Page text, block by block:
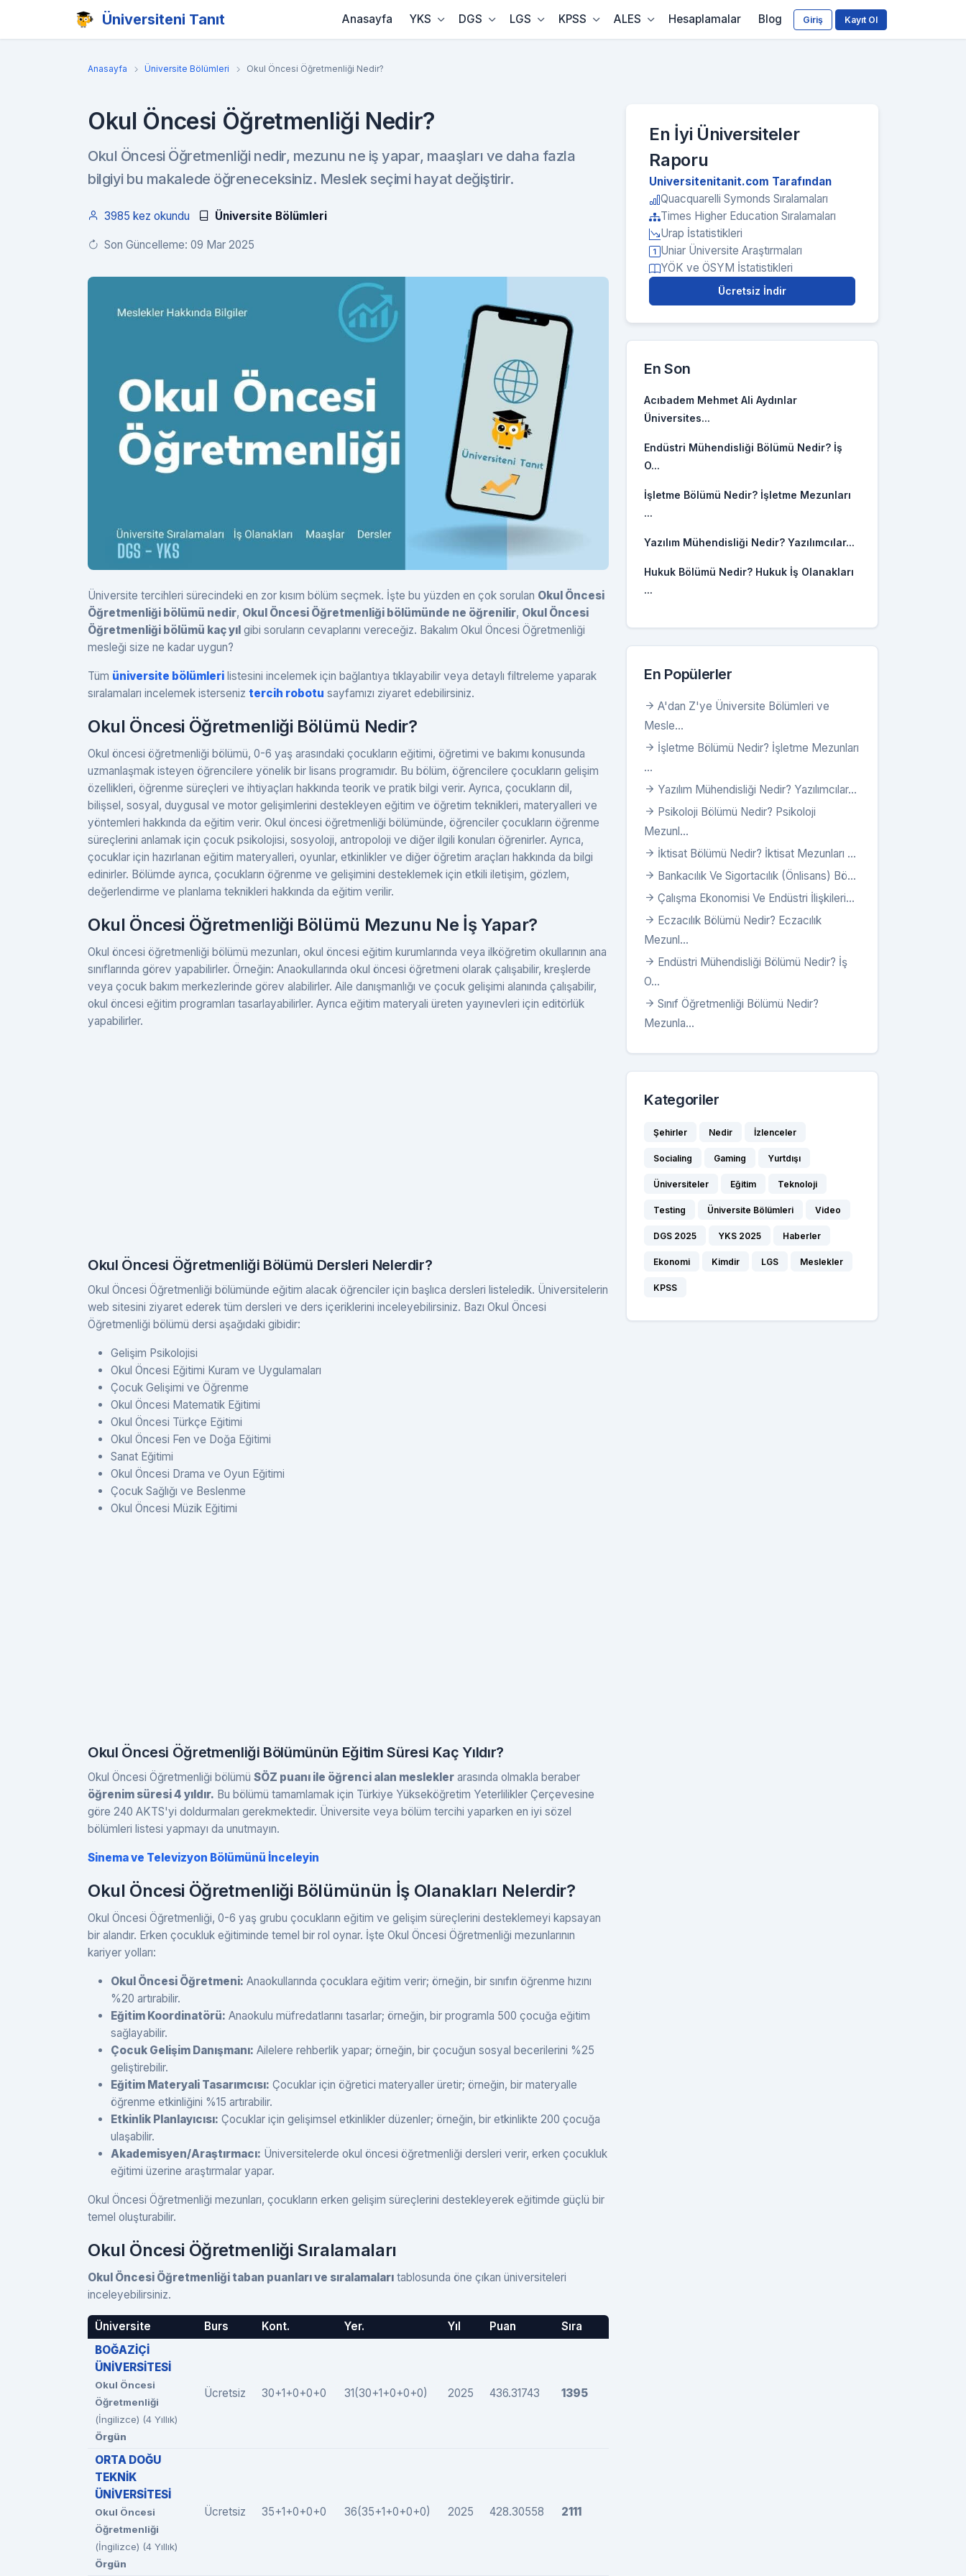
Üniversiteni Tanıt Giriş Kayıt Ol
Anasayfa YKS DGS LGS KPSS ALES Hesaplamalar Blog
Anasayfa Üniversite Bölümleri Okul Öncesi Öğretmenliği Nedir?
Okul Öncesi Öğretmenliği Nedir?
Okul Öncesi Öğretmenliği nedir, mezunu ne iş yapar, maaşları ve daha fazla
bilgiyi bu makalede öğreneceksiniz. Meslek seçimi hayat değiştirir.
3985 kez okundu Üniversite Bölümleri
Son Güncelleme: 09 Mar 2025
Üniversite tercihleri sürecindeki en zor kısım bölüm seçmek. İşte bu yüzden en çok sorulan Okul Öncesi
Öğretmenliği bölümü nedir, Okul Öncesi Öğretmenliği bölümünde ne öğrenilir, Okul Öncesi
Öğretmenliği bölümü kaç yıl gibi soruların cevaplarını vereceğiz. Bakalım Okul Öncesi Öğretmenliği
mesleği size ne kadar uygun?
Tüm üniversite bölümleri listesini incelemek için bağlantıya tıklayabilir veya detaylı filtreleme yaparak
sıralamaları incelemek isterseniz tercih robotu sayfamızı ziyaret edebilirsiniz.
Okul Öncesi Öğretmenliği Bölümü Nedir?
Okul öncesi öğretmenliği bölümü, 0-6 yaş arasındaki çocukların eğitimi, öğretimi ve bakımı konusunda
uzmanlaşmak isteyen öğrencilere yönelik bir lisans programıdır. Bu bölüm, öğrencilere çocukların gelişim
özellikleri, öğrenme süreçleri ve ihtiyaçları hakkında teorik ve pratik bilgi verir. Ayrıca, çocukların dil,
bilişsel, sosyal, duygusal ve motor gelişimlerini destekleyen eğitim ve öğretim teknikleri, materyalleri ve
yöntemleri hakkında da eğitim verir. Okul öncesi öğretmenliği bölümünde, öğrenciler çocukların öğrenme
süreçlerini anlamak için çocuk psikolojisi, sosyoloji, antropoloji ve diğer ilgili konuları öğrenirler. Ayrıca,
çocuklar için hazırlanan eğitim materyalleri, oyunlar, etkinlikler ve diğer öğretim araçları hakkında da bilgi
edinirler. Bölümde ayrıca, çocukların öğrenme ve gelişimini desteklemek için etkili iletişim, gözlem,
değerlendirme ve planlama teknikleri hakkında da eğitim verilir.
Okul Öncesi Öğretmenliği Bölümü Mezunu Ne İş Yapar?
Okul öncesi öğretmenliği bölümü mezunları, okul öncesi eğitim kurumlarında veya ilköğretim okullarının ana
sınıflarında görev yapabilirler. Örneğin: Anaokullarında okul öncesi öğretmeni olarak çalışabilir, kreşlerde
veya çocuk bakım merkezlerinde görev alabilirler. Aile danışmanlığı ve çocuk gelişimi alanında çalışabilir,
okul öncesi eğitim programları tasarlayabilirler. Ayrıca eğitim materyali üreten yayınevleri için editörlük
yapabilirler.
Okul Öncesi Öğretmenliği Bölümü Dersleri Nelerdir?
Okul Öncesi Öğretmenliği bölümünde eğitim alacak öğrenciler için başlıca dersleri listeledik. Üniversitelerin
web sitesini ziyaret ederek tüm dersleri ve ders içeriklerini inceleyebilirsiniz. Bazı Okul Öncesi
Öğretmenliği bölümü dersi aşağıdaki gibidir:
Gelişim Psikolojisi
Okul Öncesi Eğitimi Kuram ve Uygulamaları
Çocuk Gelişimi ve Öğrenme
Okul Öncesi Matematik Eğitimi
Okul Öncesi Türkçe Eğitimi
Okul Öncesi Fen ve Doğa Eğitimi
Sanat Eğitimi
Okul Öncesi Drama ve Oyun Eğitimi
Çocuk Sağlığı ve Beslenme
Okul Öncesi Müzik Eğitimi
Okul Öncesi Öğretmenliği Bölümünün Eğitim Süresi Kaç Yıldır?
Okul Öncesi Öğretmenliği bölümü SÖZ puanı ile öğrenci alan meslekler arasında olmakla beraber
öğrenim süresi 4 yıldır. Bu bölümü tamamlamak için Türkiye Yükseköğretim Yeterlilikler Çerçevesine
göre 240 AKTS'yi doldurmaları gerekmektedir. Üniversite veya bölüm tercihi yaparken en iyi sözel
bölümleri listesi yapmayı da unutmayın.
Sinema ve Televizyon Bölümünü İnceleyin
Okul Öncesi Öğretmenliği Bölümünün İş Olanakları Nelerdir?
Okul Öncesi Öğretmenliği, 0-6 yaş grubu çocukların eğitim ve gelişim süreçlerini desteklemeyi kapsayan
bir alandır. Erken çocukluk eğitiminde temel bir rol oynar. İşte Okul Öncesi Öğretmenliği mezunlarının
kariyer yolları:
Okul Öncesi Öğretmeni: Anaokullarında çocuklara eğitim verir; örneğin, bir sınıfın öğrenme hızını
%20 artırabilir.
Eğitim Koordinatörü: Anaokulu müfredatlarını tasarlar; örneğin, bir programla 500 çocuğa eğitim
sağlayabilir.
Çocuk Gelişim Danışmanı: Ailelere rehberlik yapar; örneğin, bir çocuğun sosyal becerilerini %25
geliştirebilir.
Eğitim Materyali Tasarımcısı: Çocuklar için öğretici materyaller üretir; örneğin, bir materyalle
öğrenme etkinliğini %15 artırabilir.
Etkinlik Planlayıcısı: Çocuklar için gelişimsel etkinlikler düzenler; örneğin, bir etkinlikte 200 çocuğa
ulaşabilir.
Akademisyen/Araştırmacı: Üniversitelerde okul öncesi öğretmenliği dersleri verir, erken çocukluk
eğitimi üzerine araştırmalar yapar.
Okul Öncesi Öğretmenliği mezunları, çocukların erken gelişim süreçlerini destekleyerek eğitimde güçlü bir
temel oluşturabilir.
Okul Öncesi Öğretmenliği Sıralamaları
Okul Öncesi Öğretmenliği taban puanları ve sıralamaları tablosunda öne çıkan üniversiteleri
inceleyebilirsiniz.
Üniversite Burs Kont. Yer. Yıl Puan
Sıra
BOĞAZİÇİ
ÜNİVERSİTESİ
Okul Öncesi
Öğretmenliği
(İngilizce) (4 Yıllık)
Örgün
Ücretsiz 30+1+0+0+0 31(30+1+0+0+0) 2025 436.31743 1395
ORTA DOĞU
TEKNİK
ÜNİVERSİTESİ
Okul Öncesi
Öğretmenliği
(İngilizce) (4 Yıllık)
Örgün
Ücretsiz 35+1+0+0+0 36(35+1+0+0+0) 2025 428.30558 2111
En İyi Üniversiteler
Raporu
Universitenitanit.com Tarafından
Quacquarelli Symonds Sıralamaları
Times Higher Education Sıralamaları
Urap İstatistikleri
Uniar Üniversite Araştırmaları
YÖK ve ÖSYM İstatistikleri
Ücretsiz İndir
En Son
Acıbadem Mehmet Ali Aydınlar
Üniversites...
Endüstri Mühendisliği Bölümü Nedir? İş
O...
İşletme Bölümü Nedir? İşletme Mezunları
...
Yazılım Mühendisliği Nedir? Yazılımcılar...
Hukuk Bölümü Nedir? Hukuk İş Olanakları
...
En Popülerler
A'dan Z'ye Üniversite Bölümleri ve
Mesle...
İşletme Bölümü Nedir? İşletme Mezunları
...
Yazılım Mühendisliği Nedir? Yazılımcılar...
Psikoloji Bölümü Nedir? Psikoloji
Mezunl...
İktisat Bölümü Nedir? İktisat Mezunları ...
Bankacılık Ve Sigortacılık (Önlisans) Bö...
Çalışma Ekonomisi Ve Endüstri İlişkileri...
Eczacılık Bölümü Nedir? Eczacılık
Mezunl...
Endüstri Mühendisliği Bölümü Nedir? İş
O...
Sınıf Öğretmenliği Bölümü Nedir?
Mezunla...
Kategoriler
Şehirler Nedir İzlenceler
Socialing Gaming Yurtdışı
Üniversiteler Eğitim Teknoloji
Testing Üniversite Bölümleri Video
DGS 2025 YKS 2025 Haberler
Ekonomi Kimdir LGS Meslekler
KPSS